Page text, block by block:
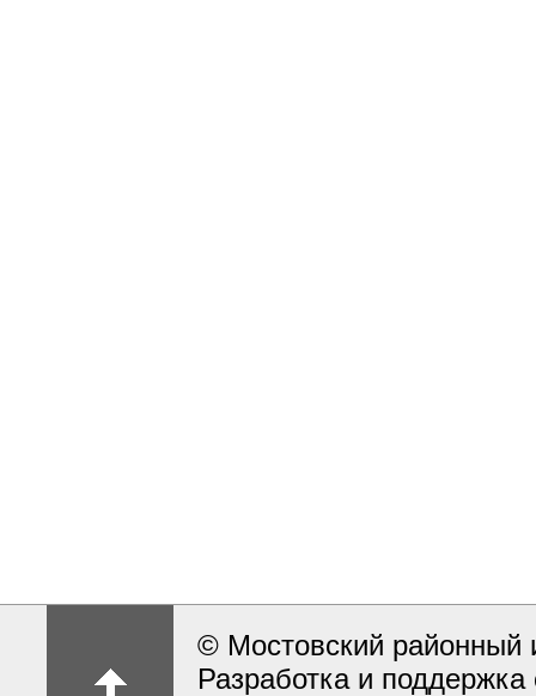
© Мостовский районный
Разработка и поддержка